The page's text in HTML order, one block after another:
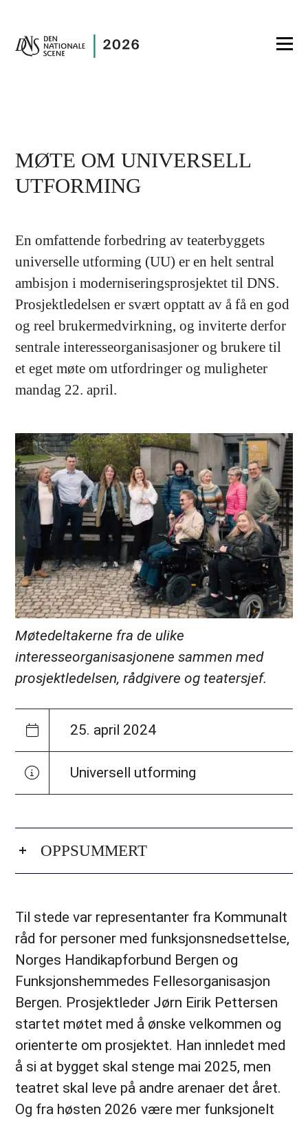
MØTE OM UNIVERSELL
UTFORMING
En omfattende forbedring av teaterbyggets
universelle utforming (UU) er en helt sentral
ambisjon i moderniseringsprosjektet til DNS.
Prosjektledelsen er svært opptatt av å få en god
og reel brukermedvirkning, og inviterte derfor
sentrale interesseorganisasjoner og brukere til
et eget møte om utfordringer og muligheter
mandag 22. april.
Møtedeltakerne fra de ulike
interesseorganisasjonene sammen med
prosjektledelsen, rådgivere og teatersjef.
25. april 2024
Universell utforming
OPPSUMMERT
Til stede var representanter fra Kommunalt
råd for personer med funksjonsnedsettelse,
Norges Handikapforbund Bergen og
Funksjonshemmedes Fellesorganisasjon
Bergen. Prosjektleder Jørn Eirik Pettersen
startet møtet med å ønske velkommen og
orienterte om prosjektet. Han innledet med
å si at bygget skal stenge mai 2025, men
teatret skal leve på andre arenaer det året.
Og fra høsten 2026 være mer funksjonelt